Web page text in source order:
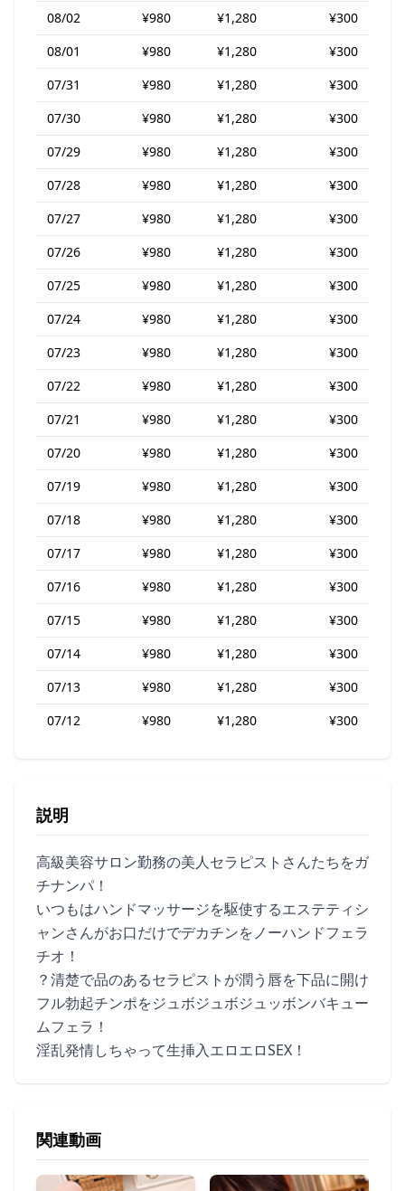
08/02 ¥980 ¥1,280
¥300
08/01
¥980 ¥1,280
¥300
07/31
¥980 ¥1,280
¥300
07/30
¥980 ¥1,280
¥300
07/29
¥980 ¥1,280
¥300
07/28
¥980 ¥1,280
¥300
07/27
¥980 ¥1,280
¥300
07/26
¥980 ¥1,280
¥300
07/25
¥980 ¥1,280
¥300
07/24
¥980 ¥1,280
¥300
07/23
¥980 ¥1,280
¥300
07/22
¥980 ¥1,280
¥300
07/21
¥980 ¥1,280
¥300
07/20
¥980 ¥1,280
¥300
07/19
¥980 ¥1,280
¥300
07/18
¥980 ¥1,280
¥300
07/17
¥980 ¥1,280
¥300
07/16
¥980 ¥1,280
¥300
07/15
¥980 ¥1,280
¥300
07/14
¥980 ¥1,280
¥300
07/13
¥980 ¥1,280
¥300
07/12
¥980 ¥1,280 ¥300
説明
高級美容サロン勤務の美人セラピストさんたちをガ
チナンパ！
いつもはハンドマッサージを駆使するエステティシ
ャンさんがお口だけでデカチンをノーハンドフェラ
チオ！
？清楚で品のあるセラピストが潤う唇を下品に開け
フル勃起チンポをジュボジュボジュッボンバキュー
ムフェラ！
淫乱発情しちゃって生挿入エロエロSEX！
関連動画